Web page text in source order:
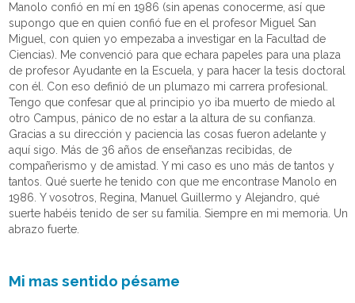
Manolo confió en mí en 1986 (sin apenas conocerme, así que
supongo que en quien confió fue en el profesor Miguel San
Miguel, con quien yo empezaba a investigar en la Facultad de
Ciencias). Me convenció para que echara papeles para una plaza
de profesor Ayudante en la Escuela, y para hacer la tesis doctoral
con él. Con eso definió de un plumazo mi carrera profesional.
Tengo que confesar que al principio yo iba muerto de miedo al
otro Campus, pánico de no estar a la altura de su confianza.
Gracias a su dirección y paciencia las cosas fueron adelante y
aquí sigo. Más de 36 años de enseñanzas recibidas, de
compañerismo y de amistad. Y mi caso es uno más de tantos y
tantos. Qué suerte he tenido con que me encontrase Manolo en
1986. Y vosotros, Regina, Manuel Guillermo y Alejandro, qué
suerte habéis tenido de ser su familia. Siempre en mi memoria. Un
abrazo fuerte.
Mi mas sentido pésame